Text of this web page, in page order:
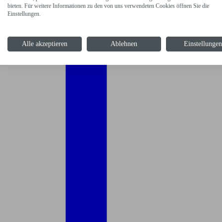
bieten. Für weitere Informationen zu den von uns verwendeten Cookies öffnen Sie die
Einstellungen.
Alle akzeptieren Ablehnen Einstellungen